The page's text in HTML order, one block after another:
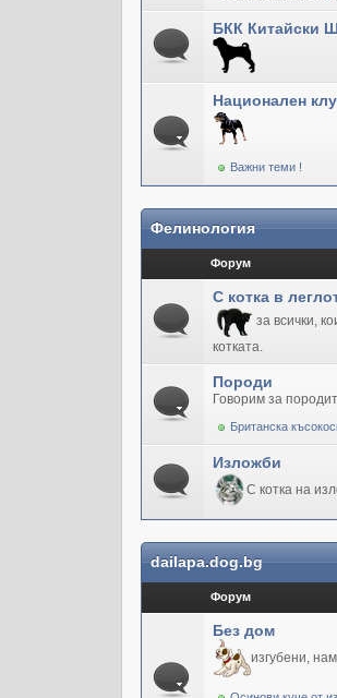
БКК Китайски
Национален
Важни теми !
Фелинология
Форум
С котка в
за всички,
котката.
Породи
Говорим за
Британска
Изложби
С котка на
dailapa.dog.bg
Форум
Без дом
изгубени,